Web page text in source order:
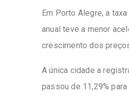
Em Porto Alegre, a
anual teve a menor
crescimento dos
A única cidade a
passou de 11,29% para